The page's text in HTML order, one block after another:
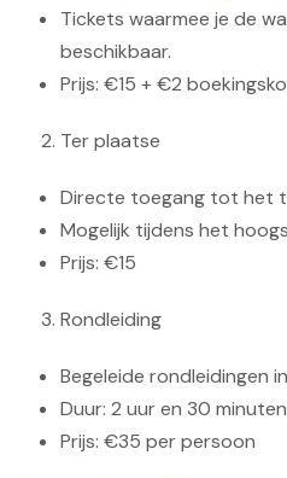
Tickets waarmee je de
beschikbaar.
Prijs: €15 + €2
Ter plaatse
Directe toegang tot het
Mogelijk tijdens het
Prijs: €15
Rondleiding
Begeleide rondleidingen
Duur: 2 uur en 30 minuten
Prijs: €35 per persoon